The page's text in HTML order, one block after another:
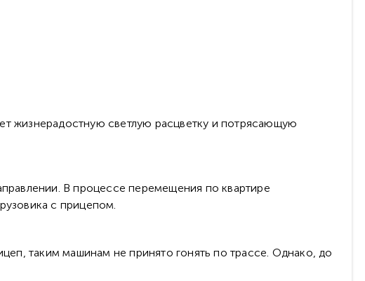
жизнерадостную светлую расцветку и потрясающую
В процессе перемещения по квартире
с прицепом.
таким машинам не принято гонять по трассе. Однако, до